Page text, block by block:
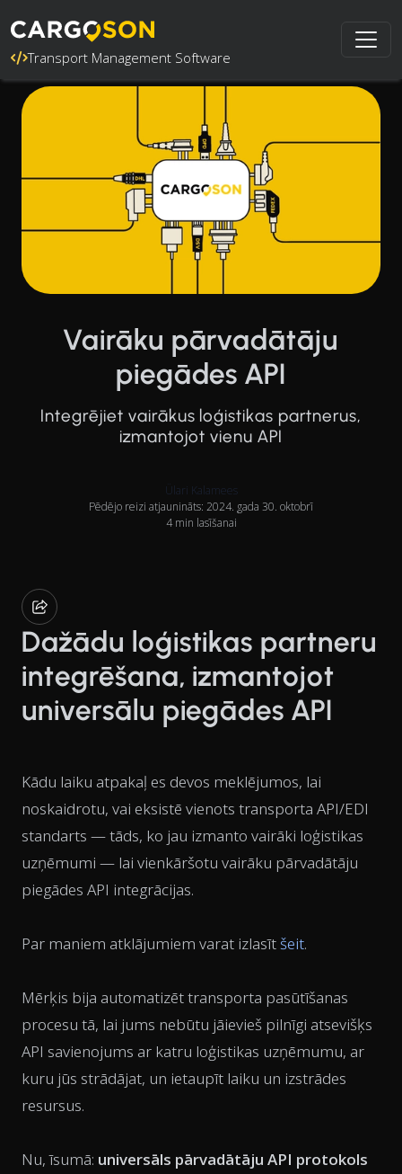
Transport Management Software
Vairāku pārvadātāju
piegādes API
Integrējiet vairākus loģistikas partnerus,
izmantojot vienu API
Ülari Kalamees
Pēdējo reizi atjaunināts: 2024. gada 30. oktobrī
4 min lasīšanai
Dažādu loģistikas partneru
integrēšana, izmantojot
universālu piegādes API
Kādu laiku atpakaļ es devos meklējumos, lai
noskaidrotu, vai eksistē vienots transporta API/EDI
standarts — tāds, ko jau izmanto vairāki loģistikas
uzņēmumi — lai vienkāršotu vairāku pārvadātāju
piegādes API integrācijas.
Par maniem atklājumiem varat izlasītšeit.
Mērķis bija automatizēt transporta pasūtīšanas
procesu tā, lai jums nebūtu jāievieš pilnīgi atsevišķs
API savienojums ar katru loģistikas uzņēmumu, ar
kuru jūs strādājat, un ietaupīt laiku un izstrādes
resursus.
Nu, īsumā: universāls pārvadātāju API protokols